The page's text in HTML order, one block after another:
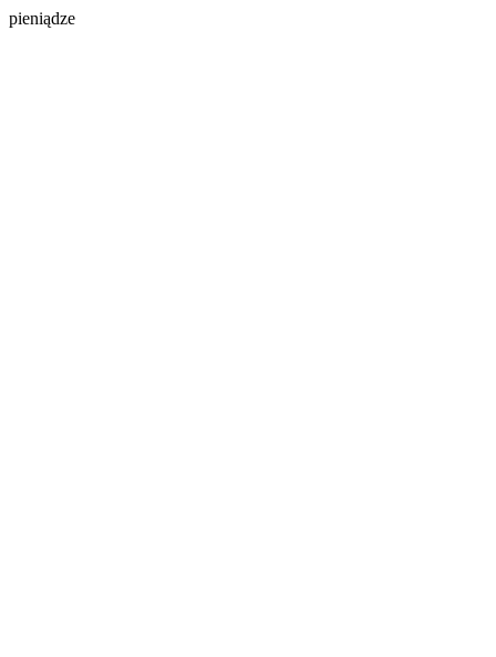
pieniądze